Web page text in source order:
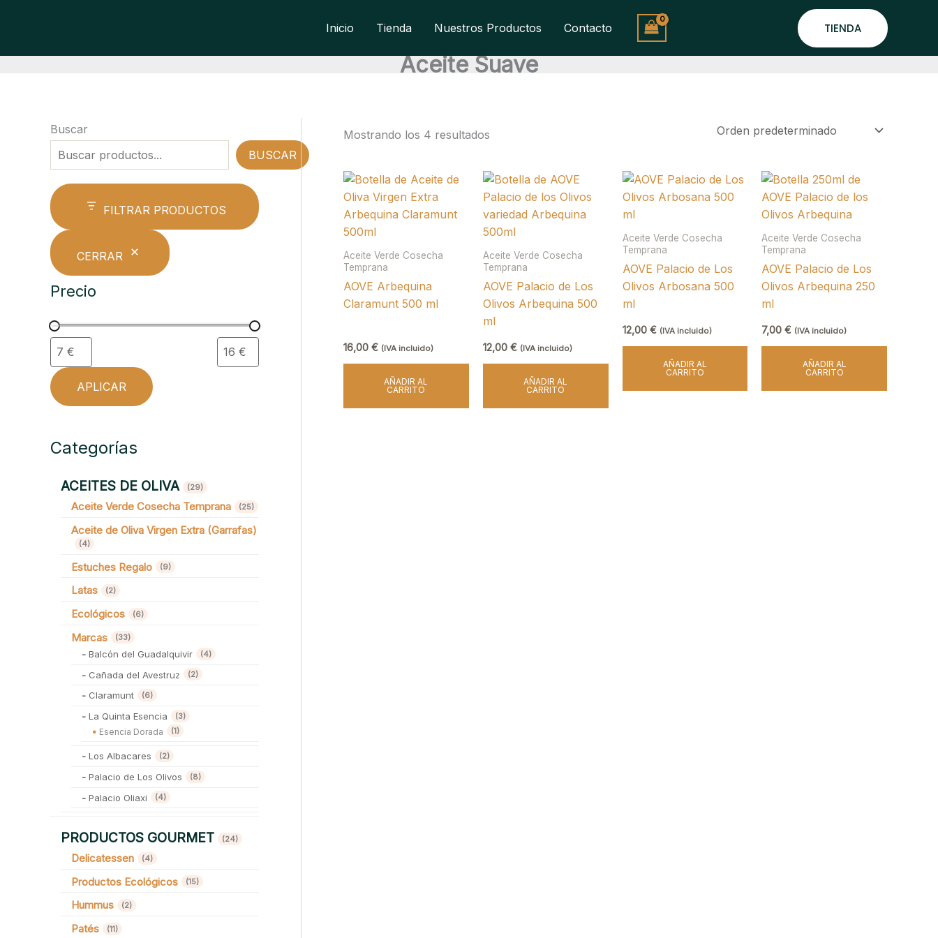
Inicio Tienda Nuestros Productos Contacto TIENDA
Aceite Suave
Buscar
BUSCAR
FILTRAR PRODUCTOS
CERRAR
Precio
APLICAR
Categorías
ACEITES DE OLIVA 2929 productos
Aceite Verde Cosecha Temprana 2525 productos
Aceite de Oliva Virgen Extra (Garrafas)
44 productos
Estuches Regalo 99 productos
Latas 22 productos
Ecológicos 66 productos
Marcas 3333 productos
Balcón del Guadalquivir 44 productos
Cañada del Avestruz 22 productos
Claramunt 66 productos
La Quinta Esencia 33 productos
Esencia Dorada 11 producto
Los Albacares 22 productos
Palacio de Los Olivos 88 productos
Palacio Oliaxi 44 productos
PRODUCTOS GOURMET 2424 productos
Delicatessen 44 productos
Productos Ecológicos 1515 productos
Hummus 22 productos
Patés 1111 productos
Mostrando los 4 resultados
Aceite Verde Cosecha
Temprana
AOVE Arbequina
Claramunt 500 ml
16,00 € (IVA incluido)
AÑADIR AL
CARRITO
Aceite Verde Cosecha
Temprana
AOVE Palacio de Los
Olivos Arbequina 500
ml
12,00 € (IVA incluido)
AÑADIR AL
CARRITO
Aceite Verde Cosecha
Temprana
AOVE Palacio de Los
Olivos Arbosana 500
ml
12,00 € (IVA incluido)
AÑADIR AL
CARRITO
Aceite Verde Cosecha
Temprana
AOVE Palacio de Los
Olivos Arbequina 250
ml
7,00€ (IVA incluido)
AÑADIR AL
CARRITO